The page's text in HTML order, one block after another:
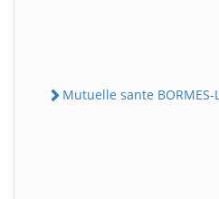
Mutuelle sante BORMES-